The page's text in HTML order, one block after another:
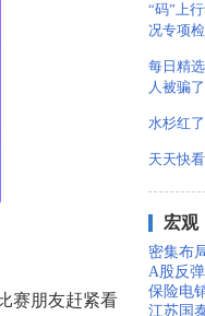
赛朋友赶紧看
“码”上
况专项
每日精
人被骗
水杉红
天天快
宏观
密集布
A股反
保险电
江苏国